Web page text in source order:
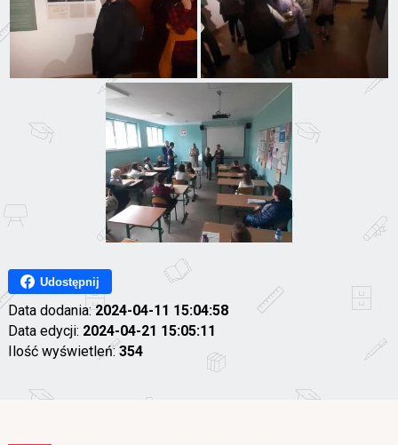
Udostępnij
Data dodania:2024-04-11 15:04:58
Data edycji: 2024-04-21 15:05:11
Ilość wyświetleń:354